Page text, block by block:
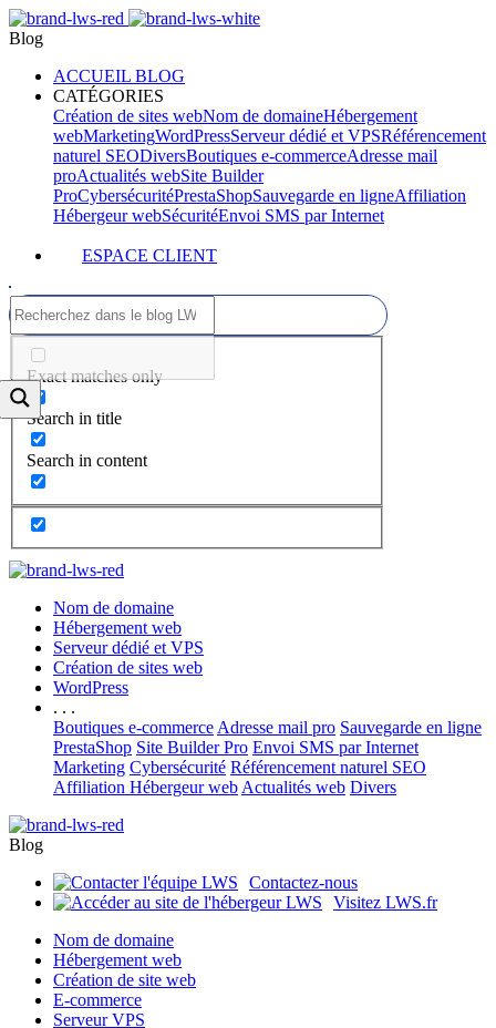
Blog
ACCUEIL BLOG
CATÉGORIES
Création de sites webNom de domaineHébergement
webMarketingWordPressServeur dédié et VPSRéférencement
naturel SEODiversBoutiques e-commerceAdresse mail
proActualités webSite Builder
ProCybersécuritéPrestaShopSauvegarde en ligneAffiliation
Hébergeur webSécuritéEnvoi SMS par Internet
ESPACE CLIENT
Exact matches only
Search in title
Search in content
Nom de domaine
Hébergement web
Serveur dédié et VPS
Création de sites web
WordPress
. . .
Boutiques e-commerce Adresse mail pro Sauvegarde en ligne
PrestaShop Site Builder Pro Envoi SMS par Internet
Marketing Cybersécurité Référencement naturel SEO
Affiliation Hébergeur web Actualités web Divers
Blog
Contactez-nous
Visitez LWS.fr
Nom de domaine
Hébergement web
Création de site web
E-commerce
Serveur VPS